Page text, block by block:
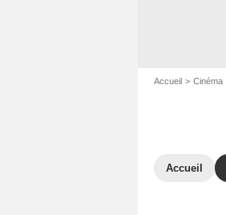
Accueil Cinéma
Accueil